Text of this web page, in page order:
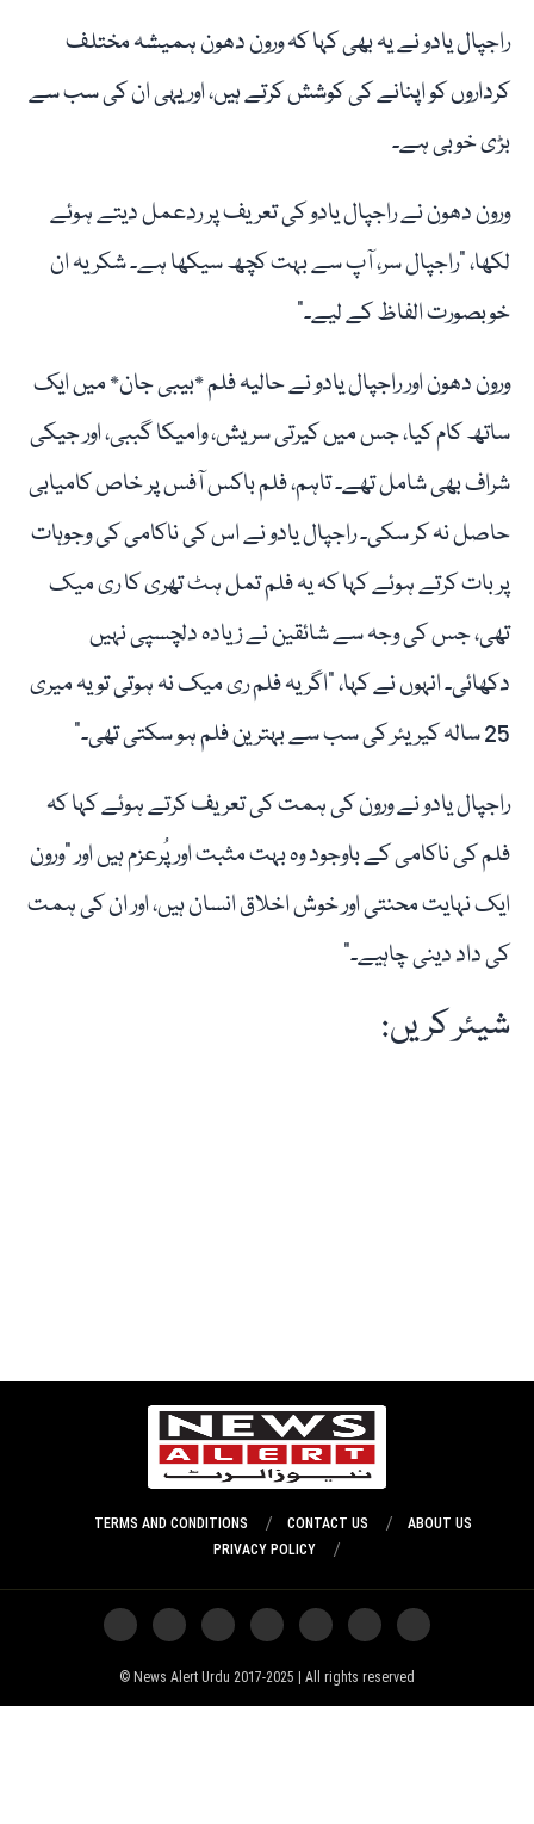
راجپال یادو نے یہ بھی کہا کہ ورون دھون ہمیشہ مختلف
کرداروں کو اپنانے کی کوشش کرتے ہیں، اور یہی ان کی سب سے
بڑی خوبی ہے۔
ورون دھون نے راجپال یادو کی تعریف پر ردعمل دیتے ہوئے
لکھا، "راجپال سر، آپ سے بہت کچھ سیکھا ہے۔ شکریہ ان
خوبصورت الفاظ کے لیے۔”
ورون دھون اور راجپال یادو نے حالیہ فلم *بیبی جان* میں ایک
ساتھ کام کیا، جس میں کیرتی سریش، وامیکا گببی، اور جیکی
شراف بھی شامل تھے۔ تاہم، فلم باکس آفس پر خاص کامیابی
حاصل نہ کر سکی۔ راجپال یادو نے اس کی ناکامی کی وجوہات
پر بات کرتے ہوئے کہا کہ یہ فلم تمل ہٹ تھری کا ری میک
تھی، جس کی وجہ سے شائقین نے زیادہ دلچسپی نہیں
دکھائی۔ انہوں نے کہا، "اگر یہ فلم ری میک نہ ہوتی تو یہ میری
25 سالہ کیریئر کی سب سے بہترین فلم ہو سکتی تھی۔”
راجپال یادو نے ورون کی ہمت کی تعریف کرتے ہوئے کہا کہ
فلم کی ناکامی کے باوجود وہ بہت مثبت اور پُرعزم ہیں اور "ورون
ایک نہایت محنتی اور خوش اخلاق انسان ہیں، اور ان کی ہمت
کی داد دینی چاہیے۔”
شیئر کریں:
ABOUT US
CONTACT US
TERMS AND CONDITIONS
PRIVACY POLICY
News Alert Urdu 2017-2025 | All rights reserved ©